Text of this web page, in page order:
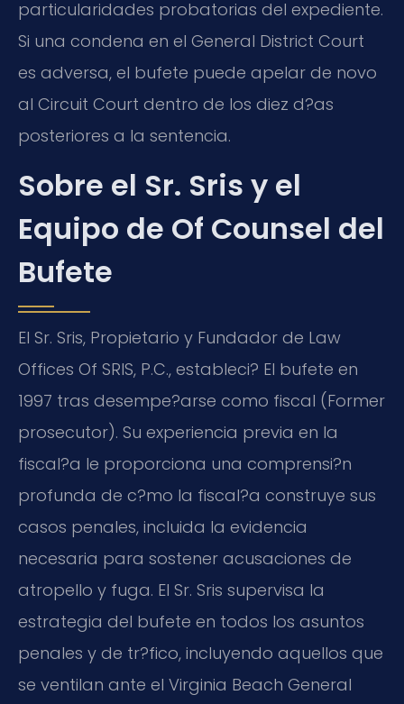
particularidades probatorias del expediente.
Si una condena en el General District Court
es adversa, el bufete puede apelar de novo
al Circuit Court dentro de los diez d?as
posteriores a la sentencia.
Sobre el Sr. Sris y el
Equipo de Of Counsel del
Bufete
El Sr. Sris, Propietario y Fundador de Law
Offices Of SRIS, P.C., estableci? El bufete en
1997 tras desempe?arse como fiscal (Former
prosecutor). Su experiencia previa en la
fiscal?a le proporciona una comprensi?n
profunda de c?mo la fiscal?a construye sus
casos penales, incluida la evidencia
necesaria para sostener acusaciones de
atropello y fuga. El Sr. Sris supervisa la
estrategia del bufete en todos los asuntos
penales y de tr?fico, incluyendo aquellos que
se ventilan ante el Virginia Beach General